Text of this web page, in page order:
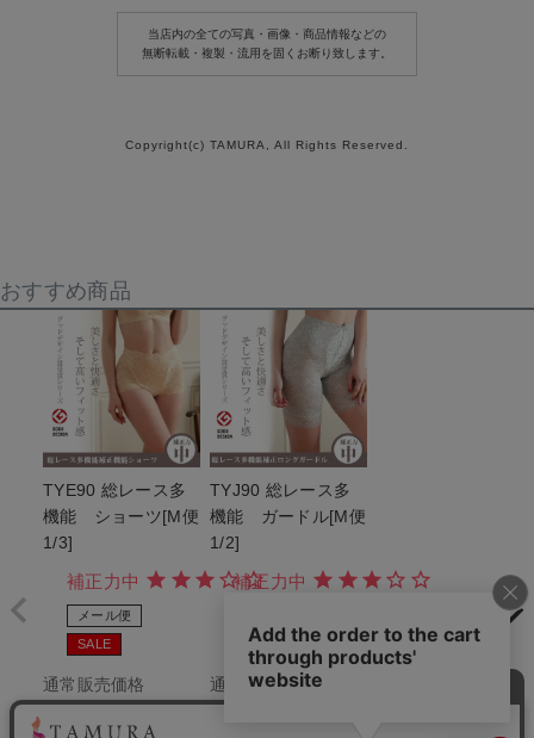
当店内の全ての写真・画像・商品情報などの
無断転載・複製・流用を固くお断り致します。
Copyright(c) TAMURA, All Rights Reserved.
おすすめ商品
TYE90 総レース多
機能 ショーツ[M便
1/3]
補正力中
メール便
SALE
通常販売価格
¥5,280
TYJ90 総レース多
機能 ガードル[M便
1/2]
補正力中
SALE
通常販売価格
¥9,680